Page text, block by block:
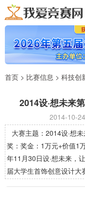
首页 > 比赛信息 > 科技创
2014设·想未来
2014-10-
大赛主题：2014设·想
奖：奖金：1万元+价值1
年11月30日设·想未来，
届大学生首饰创意设计大